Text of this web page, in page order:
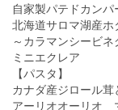
自家製パテドカンパ
北海道サロマ湖産ホ
～カラマンシービネ
ミニエクレア
【パスタ】
カナダ産ジロール茸
アーリオオーリオ